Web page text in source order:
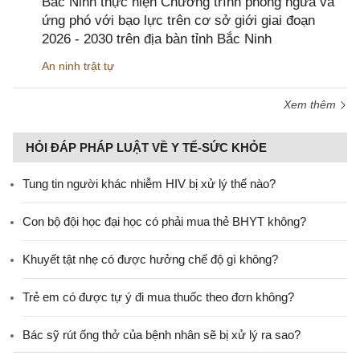
ứng phó với bạo lực trên cơ sở giới giai đoạn
2026 - 2030 trên địa bàn tỉnh Bắc Ninh
An ninh trật tự
Xem thêm
HỎI ĐÁP PHÁP LUẬT VỀ Y TẾ-SỨC KHỎE
Tung tin người khác nhiễm HIV bị xử lý thế nào?
Con bộ đội học đại học có phải mua thẻ BHYT không?
Khuyết tật nhẹ có được hưởng chế độ gì không?
Trẻ em có được tự ý đi mua thuốc theo đơn không?
Bác sỹ rút ống thở của bệnh nhân sẽ bị xử lý ra sao?